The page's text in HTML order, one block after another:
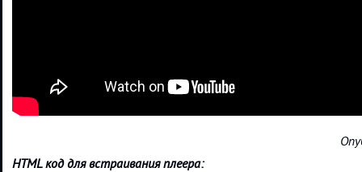
HTML код для встраивания плеера: